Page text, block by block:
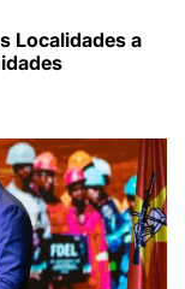
Localidades a